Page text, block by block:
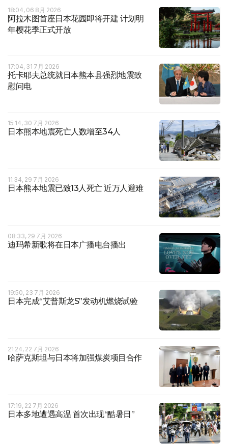
18:04, 06 8月 2026
阿拉木图首座日本花园即将开建 计划明
年樱花季正式开放
17:04, 31 7月 2026
托卡耶夫总统就日本熊本县强烈地震致
慰问电
15:14, 30 7月 2026
日本熊本地震死亡人数增至34人
11:34, 29 7月 2026
日本熊本地震已致13人死亡 近万人避难
08:33, 29 7月 2026
迪玛希新歌将在日本广播电台播出
19:50, 23 7月 2026
日本完成“艾普斯龙S”发动机燃烧试验
21:24, 22 7月 2026
哈萨克斯坦与日本将加强煤炭项目合作
17:19, 22 7月 2026
日本多地遭遇高温 首次出现“酷暑日”